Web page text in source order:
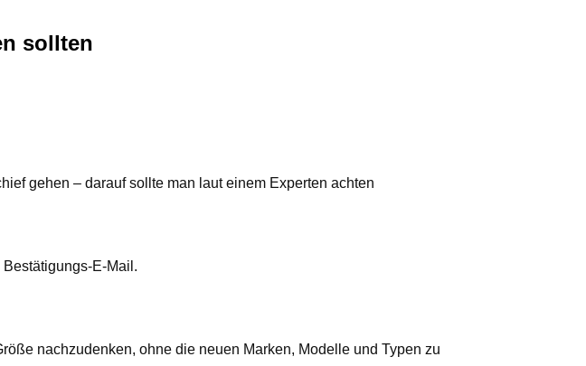
sollten
gehen – darauf sollte man laut einem Experten achten
E-Mail.
nachzudenken, ohne die neuen Marken, Modelle und Typen zu